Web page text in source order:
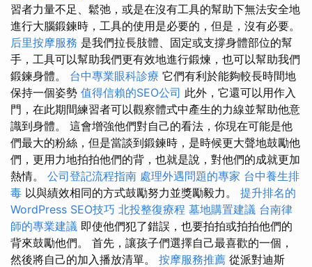
習者力量不足、鬆弛，或是在沒有工具的幫助下無法安全地
進行大腦鍛鍊時，工具的使用是必要的，但是，沒有必要。
后里按摩服務 是我們拉長肢體、固定或支撐身體部位的幫
手，工具可以幫助我們更有效地進行鍛煉，也可以幫助我們
鍛鍊身體。 台中專業眼科診療 它們有利於能夠較長時間地
保持一個姿勢 值得信賴的SEO公司 此外，它還可以用作入
門，在此期間練習者可以觀察體式中產生的力線並幫助他意
識到身體。 這會增強他們對自己的看法，你現在可能是他
們最大的粉絲，但是當談到鍛鍊時，是時候更大聲地鼓勵他
們，更用力地拍拍他們的背，也就是說，對他們的成就更加
熱情。 公司登記流程指南 處理外遇問題的專家 台中養生排
毒 以與績效相同的方式鼓勵努力並獎勵毅力。 提升排名的
WordPress SEO技巧 北投整復療程 墓地購置建議 台南律
師的專業建議 即使他們犯了錯誤，也要拍拍或拍拍他們的
背來鼓勵他們。 首先，讓孩子們選擇自己最喜歡的一個，
然後將自己的加入播放清單。 按摩服務推薦 從派對迪斯